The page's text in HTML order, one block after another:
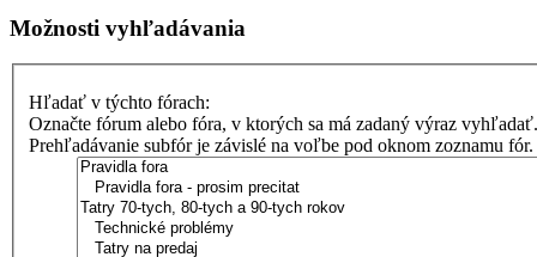
Možnosti vyhľadávania
Hľadať v týchto fórach:
Označte fórum alebo fóra, v ktorých sa má zadaný výraz vyhľadať.
Prehľadávanie subfór je závislé na voľbe pod oknom zoznamu fór.